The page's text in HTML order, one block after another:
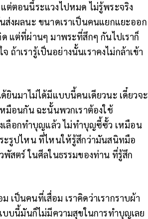
ต่ตอนนี้ระแวงไปหมด ไม่รู้พระจริง
งผลนะ ขนาดเราเป็นคนแยกแยะออก
แต่ที่ผ่านๆ มาพระที่สึกๆ กันไปเราก็
ถ้าเรารู้เป็นอย่างนั้นเราคงไม่กล้าเข้า
ยินมาไม่ได้มีแบบนี้คนเดียวนะ เดี๋ยวจะ
มือนกัน ฉะนั้นพวกเราต้องใช้
ลือกทำบุญแล้ว ไม่ทำบุญซี้ซั้ว เหมือน
ะรูปไหน ที่ไหนให้รู้สึกว่ามันสนิทมือ
พัสตร์ ในศีลในธรรมของท่าน ที่รู้สึก
เป็นคนที่เสื่อม เราคิดว่าเรากราบผ้า
บบนี้มันก็ไม่มีความสุขในการทำบุญเลย